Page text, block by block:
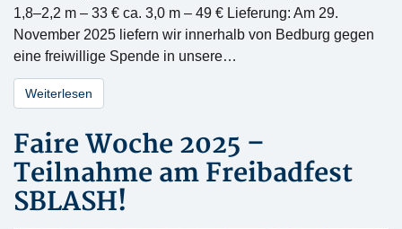
1,8–2,2 m – 33 € ca. 3,0 m – 49 € Lieferung: Am 29.
November 2025 liefern wir innerhalb von Bedburg gegen
eine freiwillige Spende in unsere…
Weiterlesen
Faire Woche 2025 –
Teilnahme am Freibadfest
SBLASH!